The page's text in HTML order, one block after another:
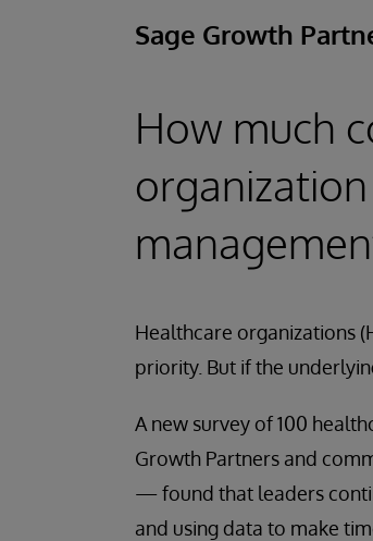
Sage Growth
How much
Healthcare organizations
priority. But if the
A new survey of 100
Growth Partners and
— found that leaders
and using data to make